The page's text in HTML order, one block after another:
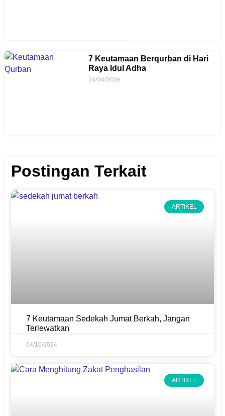
7 Keutamaan Berqurban di Hari
Raya Idul Adha
24/04/2026
Postingan Terkait
ARTIKEL
7 Keutamaan Sedekah Jumat Berkah, Jangan
Terlewatkan
04/10/2024
ARTIKEL